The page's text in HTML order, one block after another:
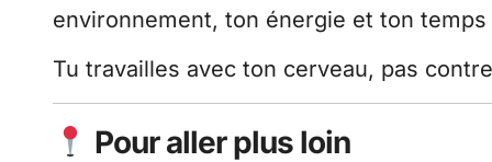
environnement, ton énergie et ton
Tu travailles avec ton cerveau, pas
Pour aller plus loin